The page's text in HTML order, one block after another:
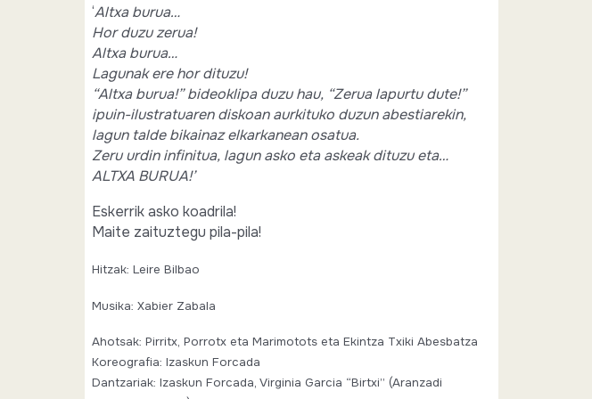
‘Altxa burua…
Hor duzu zerua!
Altxa burua…
Lagunak ere hor dituzu!
“Altxa burua!” bideoklipa duzu hau, “Zerua lapurtu dute!”
ipuin-ilustratuaren diskoan aurkituko duzun abestiarekin,
lagun talde bikainaz elkarkanean osatua.
Zeru urdin infinitua, lagun asko eta askeak dituzu eta…
ALTXA BURUA!’
Eskerrik asko koadrila!
Maite zaituztegu pila-pila!
Hitzak: Leire Bilbao
Musika: Xabier Zabala
Ahotsak: Pirritx, Porrotx eta Marimotots eta Ekintza Txiki Abesbatza
Koreografia: Izaskun Forcada
Dantzariak: Izaskun Forcada, Virginia Garcia “Birtxi” (Aranzadi